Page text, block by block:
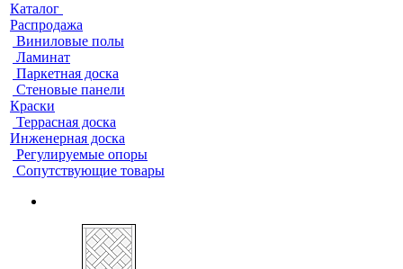
Каталог
Распродажа
Виниловые полы
Ламинат
Паркетная доска
Стеновые панели
Краски
Террасная доска
Инженерная доска
Регулируемые опоры
Сопутствующие товары